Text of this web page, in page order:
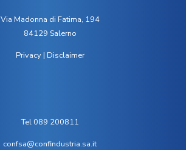
Via Madonna di Fatima, 194
84129 Salerno
Privacy| Disclaimer
Tel 089 200811
confsa@confindustria.sa.it